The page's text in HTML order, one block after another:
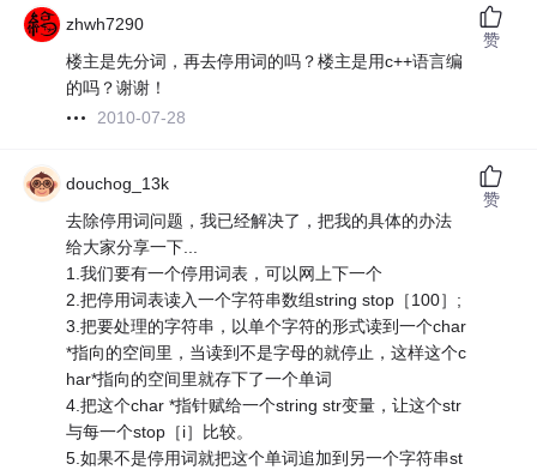
zhwh7290
楼主是先分词，再去停用词的吗？楼主是用c++语言编
的吗？谢谢！
2010-07-28
赞
douchog_13k
去除停用词问题，我已经解决了，把我的具体的办法
给大家分享一下...
1.我们要有一个停用词表，可以网上下一个
2.把停用词表读入一个字符串数组string stop［100］;
3.把要处理的字符串，以单个字符的形式读到一个char
*指向的空间里，当读到不是字母的就停止，这样这个c
har*指向的空间里就存下了一个单词
4.把这个char *指针赋给一个string str变量，让这个str
与每一个stop［i］比较。
5.如果不是停用词就把这个单词追加到另一个字符串st
赞